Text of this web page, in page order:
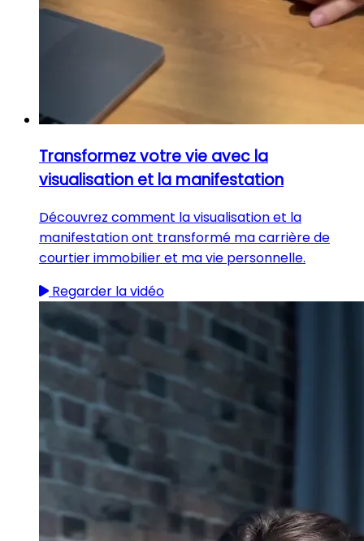
Transformez votre vie avec la
visualisation et la manifestation
Découvrez comment la visualisation et la
manifestation ont transformé ma carrière de
courtier immobilier et ma vie personnelle.
Regarder la vidéo